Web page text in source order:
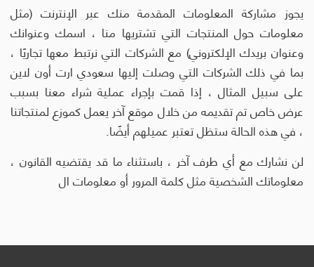
يجوز مشاركة المعلومات المقدمة منك عبر الإنترنت (مثل
معلومات حول المنتجات التي تشتريها منا ، اسمك وعنوانك
وعنوان بريدك الإلكتروني) مع الشركات التي نرتبط معها تجاريًا ،
بما في ذلك الشركات التي وصلت إليها سعودي ارت أون لاين
على سبيل المثال ، إذا قمت بإجراء عملية شراء معنا بسبب
عرض خاص تم تقديمه من خلال موقع آخر يعمل كموزع لمنتجاتنا
، في هذه الحالة ستظل تعتبر عميلهم أيضًا.
لن نشارك مع أي طرف آخر ، باستثناء ما قد يقتضيه القانون ،
معلوماتك الشخصية مثل كلمة المرور أو معلومات ال